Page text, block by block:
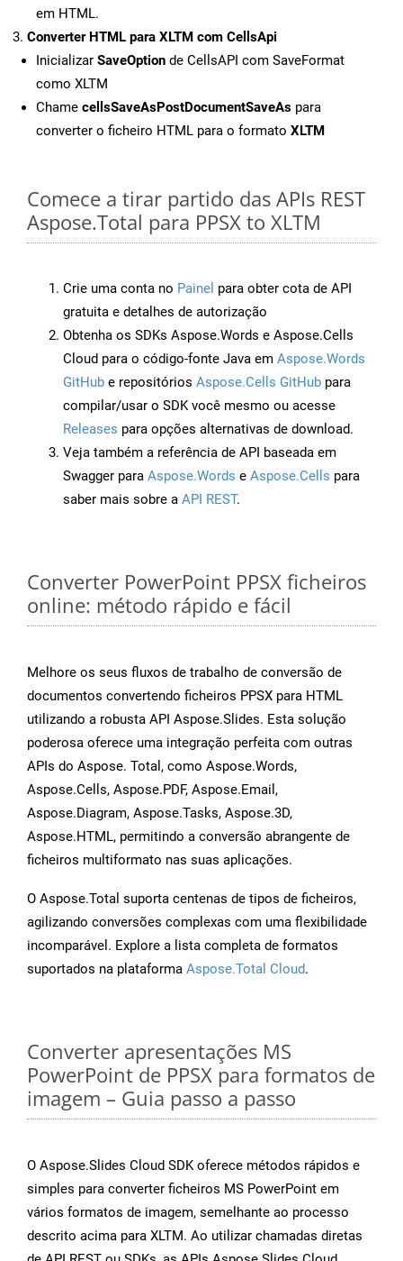
em HTML.
Converter HTML para XLTM com CellsApi
Inicializar SaveOption de CellsAPI com SaveFormat
como XLTM
Chame cellsSaveAsPostDocumentSaveAs para
converter o ficheiro HTML para o formato XLTM
Comece a tirar partido das APIs REST
Aspose.Total para PPSX to XLTM
Crie uma conta no Painel para obter cota de API
gratuita e detalhes de autorização
Obtenha os SDKs Aspose.Words e Aspose.Cells
Cloud para o código-fonte Java em Aspose.Words
GitHub e repositórios Aspose.Cells GitHub para
compilar/usar o SDK você mesmo ou acesse
Releases para opções alternativas de download.
Veja também a referência de API baseada em
Swagger para Aspose.Words e Aspose.Cells para
saber mais sobre a API REST.
Converter PowerPoint PPSX ficheiros
online: método rápido e fácil
Melhore os seus fluxos de trabalho de conversão de
documentos convertendo ficheiros PPSX para HTML
utilizando a robusta API Aspose.Slides. Esta solução
poderosa oferece uma integração perfeita com outras
APIs do Aspose. Total, como Aspose.Words,
Aspose.Cells, Aspose.PDF, Aspose.Email,
Aspose.Diagram, Aspose.Tasks, Aspose.3D,
Aspose.HTML, permitindo a conversão abrangente de
ficheiros multiformato nas suas aplicações.
O Aspose.Total suporta centenas de tipos de ficheiros,
agilizando conversões complexas com uma flexibilidade
incomparável. Explore a lista completa de formatos
suportados na plataforma Aspose.Total Cloud.
Converter apresentações MS
PowerPoint de PPSX para formatos de
imagem – Guia passo a passo
O Aspose.Slides Cloud SDK oferece métodos rápidos e
simples para converter ficheiros MS PowerPoint em
vários formatos de imagem, semelhante ao processo
descrito acima para XLTM. Ao utilizar chamadas diretas